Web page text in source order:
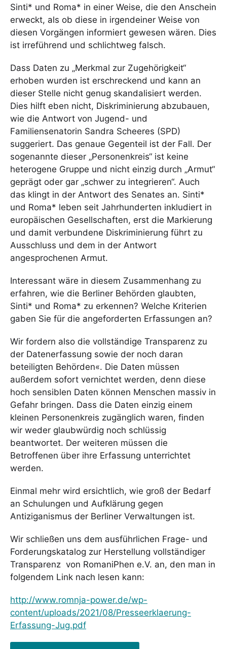
Sinti* und Roma* in einer Weise, die den Anschein
erweckt, als ob diese in irgendeiner Weise von
diesen Vorgängen informiert gewesen wären. Dies
ist irreführend und schlichtweg falsch.
Dass Daten zu „Merkmal zur Zugehörigkeit“
erhoben wurden ist erschreckend und kann an
dieser Stelle nicht genug skandalisiert werden.
Dies hilft eben nicht, Diskriminierung abzubauen,
wie die Antwort von Jugend- und
Familiensenatorin Sandra Scheeres (SPD)
suggeriert. Das genaue Gegenteil ist der Fall. Der
sogenannte dieser „Personenkreis“ ist keine
heterogene Gruppe und nicht einzig durch „Armut“
geprägt oder gar „schwer zu integrieren“. Auch
das klingt in der Antwort des Senates an. Sinti*
und Roma* leben seit Jahrhunderten inkludiert in
europäischen Gesellschaften, erst die Markierung
und damit verbundene Diskriminierung führt zu
Ausschluss und dem in der Antwort
angesprochenen Armut.
Interessant wäre in diesem Zusammenhang zu
erfahren, wie die Berliner Behörden glaubten,
Sinti* und Roma* zu erkennen? Welche Kriterien
gaben Sie für die angeforderten Erfassungen an?
Wir fordern also die vollständige Transparenz zu
der Datenerfassung sowie der noch daran
beteiligten Behörden«. Die Daten müssen
außerdem sofort vernichtet werden, denn diese
hoch sensiblen Daten können Menschen massiv in
Gefahr bringen. Dass die Daten einzig einem
kleinen Personenkreis zugänglich waren, finden
wir weder glaubwürdig noch schlüssig
beantwortet. Der weiteren müssen die
Betroffenen über ihre Erfassung unterrichtet
werden.
Einmal mehr wird ersichtlich, wie groß der Bedarf
an Schulungen und Aufklärung gegen
Antiziganismus der Berliner Verwaltungen ist.
Wir schließen uns dem ausführlichen Frage- und
Forderungskatalog zur Herstellung vollständiger
Transparenz von RomaniPhen e.V. an, den man in
folgendem Link nach lesen kann:
http://www.romnja-power.de/wp-
content/uploads/2021/08/Presseerklaerung-
Erfassung-Jug.pdf